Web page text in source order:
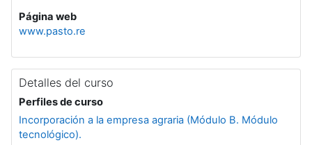
Página web
www.pasto.re
Detalles del curso
Perfiles de curso
Incorporación a la empresa agraria (Módulo B. Módulo
tecnológico).